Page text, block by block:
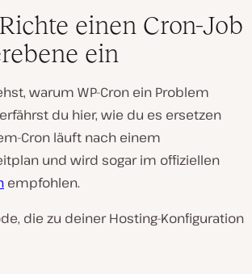
einen Cron-Job
ein
warum WP-Cron ein Problem
du hier, wie du es ersetzen
Cron läuft nach einem
und wird sogar im offiziellen
empfohlen.
die zu deiner Hosting-Konfiguration